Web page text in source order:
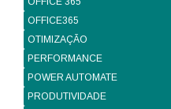
OFFICE365
OTIMIZAÇÃO
PERFORMANCE
POWER AUTOMATE
PRODUTIVIDADE